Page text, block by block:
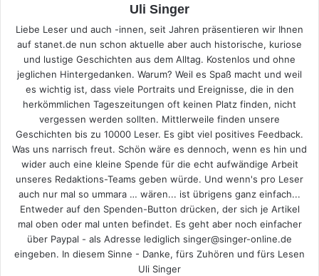
Uli Singer
Liebe Leser und auch -innen, seit Jahren präsentieren wir Ihnen
auf stanet.de nun schon aktuelle aber auch historische, kuriose
und lustige Geschichten aus dem Alltag. Kostenlos und ohne
jeglichen Hintergedanken. Warum? Weil es Spaß macht und weil
es wichtig ist, dass viele Portraits und Ereignisse, die in den
herkömmlichen Tageszeitungen oft keinen Platz finden, nicht
vergessen werden sollten. Mittlerweile finden unsere
Geschichten bis zu 10000 Leser. Es gibt viel positives Feedback.
Was uns narrisch freut. Schön wäre es dennoch, wenn es hin und
wider auch eine kleine Spende für die echt aufwändige Arbeit
unseres Redaktions-Teams geben würde. Und wenn's pro Leser
auch nur mal so ummara … wären... ist übrigens ganz einfach...
Entweder auf den Spenden-Button drücken, der sich je Artikel
mal oben oder mal unten befindet. Es geht aber noch einfacher
über Paypal - als Adresse lediglich singer@singer-online.de
eingeben. In diesem Sinne - Danke, fürs Zuhören und fürs Lesen
Uli Singer